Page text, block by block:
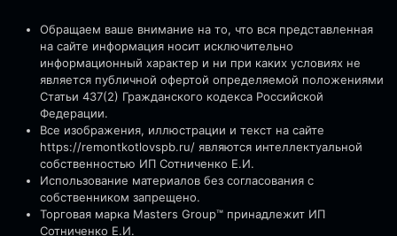
Обращаем ваше внимание на то, что вся представленная
на сайте информация носит исключительно
информационный характер и ни при каких условиях не
является публичной офертой определяемой положениями
Статьи 437(2) Гражданского кодекса Российской
Федерации.
Все изображения, иллюстрации и текст на сайте
https://remontkotlovspb.ru/ являются интеллектуальной
собственностью ИП Сотниченко Е.И.
Использование материалов без согласования с
собственником запрещено.
Торговая марка Masters Group™ принадлежит ИП
Сотниченко Е.И.